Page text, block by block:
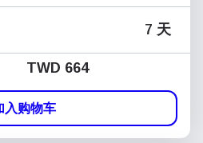
7 天
TWD 664
入购物车